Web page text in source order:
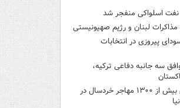
نفت اسلواکی منفجر شد
لبنان و رژیم صهیونیستی
پیروزی در انتخابات
سه جانبه دفاعی ترکیه،
بلاتکلیفی بیش از ۱۳۰۰ مهاجر خردسال در